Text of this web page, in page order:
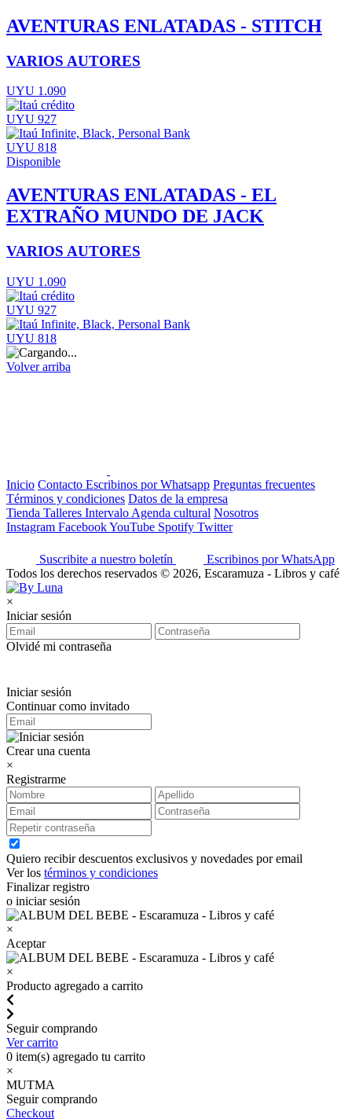
AVENTURAS ENLATADAS - STITCH
VARIOS AUTORES
UYU 1.090
UYU 927
UYU 818
Disponible
AVENTURAS ENLATADAS - EL
EXTRAÑO MUNDO DE JACK
VARIOS AUTORES
UYU 1.090
UYU 927
UYU 818
Volver arriba
Inicio Contacto Escribinos por Whatsapp Preguntas frecuentes
Términos y condiciones Datos de la empresa
Tienda Talleres Intervalo Agenda cultural Nosotros
Instagram FacebookYouTube Spotify Twitter
Suscribite a nuestro boletín
Escribinos por WhatsApp
Todos los derechos reservados © 2026, Escaramuza - Libros y café
×
Iniciar sesión
Olvidé mi contraseña
Iniciar sesión
Continuar como invitado
Crear una cuenta
×
Registrarme
Quiero recibir descuentos exclusivos y novedades por email
Ver los términos y condiciones
Finalizar registro
o iniciar sesión
×
Aceptar
×
Producto agregado a carrito
Seguir comprando
Ver carrito
0 item(s) agregado tu carrito
×
MUTMA
Seguir comprando
Checkout